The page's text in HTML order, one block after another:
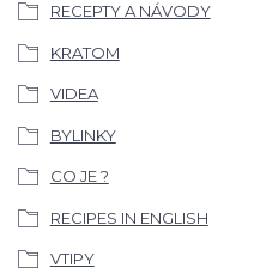
RECEPTY A NÁVODY
KRATOM
VIDEA
BYLINKY
CO JE ?
RECIPES IN ENGLISH
VTIPY